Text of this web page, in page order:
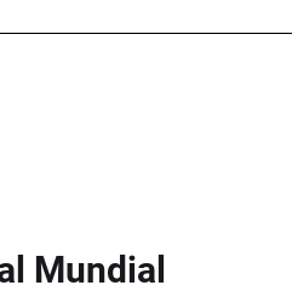
Mundial